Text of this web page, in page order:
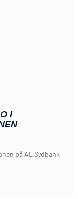
I
på AL Sydbank